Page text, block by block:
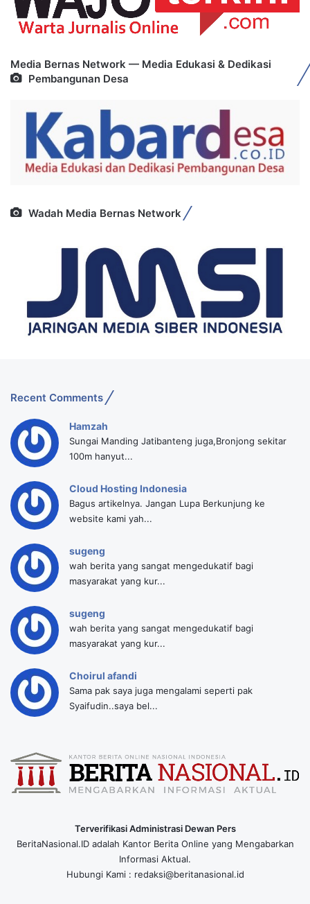
Media Bernas Network — Media Edukasi & Dedikasi
Pembangunan Desa
Wadah Media Bernas Network
Recent Comments
Hamzah
Sungai Manding Jatibanteng juga,Bronjong sekitar
100m hanyut...
Cloud Hosting Indonesia
Bagus artikelnya. Jangan Lupa Berkunjung ke
website kami yah...
sugeng
wah berita yang sangat mengedukatif bagi
masyarakat yang kur...
sugeng
wah berita yang sangat mengedukatif bagi
masyarakat yang kur...
Choirul afandi
Sama pak saya juga mengalami seperti pak
Syaifudin..saya bel...
Terverifikasi Administrasi Dewan Pers
BeritaNasional.ID adalah Kantor Berita Online yang Mengabarkan
Informasi Aktual.
Hubungi Kami : redaksi@beritanasional.id